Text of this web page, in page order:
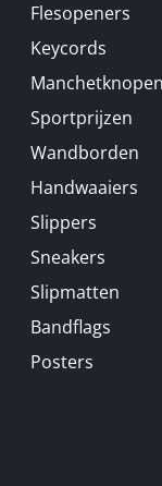
Flesopeners
Keycords
Manchetknopen
Sportprijzen
Wandborden
Handwaaiers
Slippers
Sneakers
Slipmatten
Bandflags
Posters